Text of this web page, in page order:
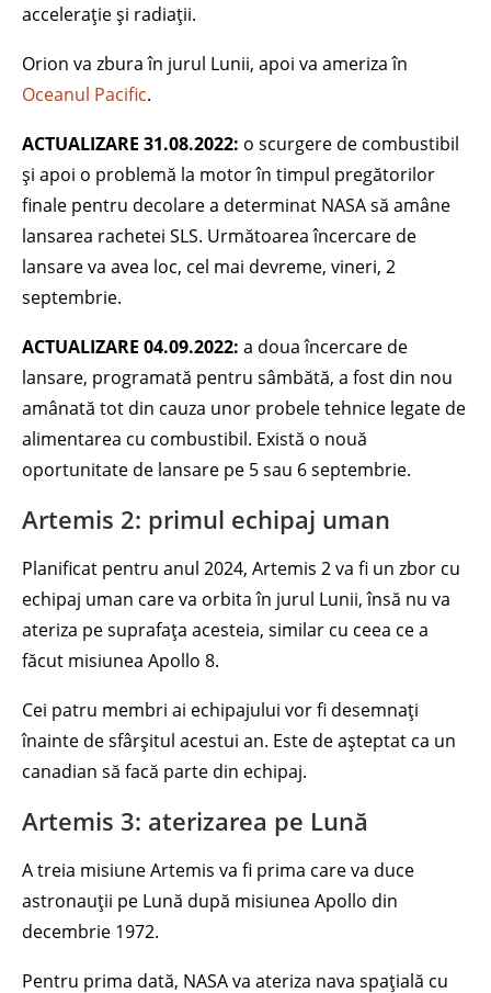
accelerație și radiații.
Orion va zbura în jurul Lunii, apoi va ameriza în
Oceanul Pacific.
ACTUALIZARE 31.08.2022: o scurgere de combustibil
și apoi o problemă la motor în timpul pregătorilor
finale pentru decolare a determinat NASA să amâne
lansarea rachetei SLS. Următoarea încercare de
lansare va avea loc, cel mai devreme, vineri, 2
septembrie.
ACTUALIZARE 04.09.2022: a doua încercare de
lansare, programată pentru sâmbătă, a fost din nou
amânată tot din cauza unor probele tehnice legate de
alimentarea cu combustibil. Există o nouă
oportunitate de lansare pe 5 sau 6 septembrie.
Artemis 2: primul echipaj uman
Planificat pentru anul 2024, Artemis 2 va fi un zbor cu
echipaj uman care va orbita în jurul Lunii, însă nu va
ateriza pe suprafața acesteia, similar cu ceea ce a
făcut misiunea Apollo 8.
Cei patru membri ai echipajului vor fi desemnați
înainte de sfârșitul acestui an. Este de așteptat ca un
canadian să facă parte din echipaj.
Artemis 3: aterizarea pe Lună
A treia misiune Artemis va fi prima care va duce
astronauții pe Lună după misiunea Apollo din
decembrie 1972.
Pentru prima dată, NASA va ateriza nava spațială cu